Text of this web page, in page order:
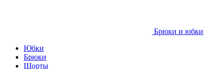
Брюки и юбки
Юбки
Брюки
Шорты